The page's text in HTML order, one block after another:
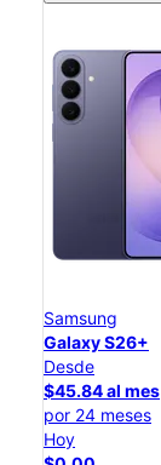
Samsung
Galaxy S26+
Desde
$45.84 al mes
por 24 meses
Hoy